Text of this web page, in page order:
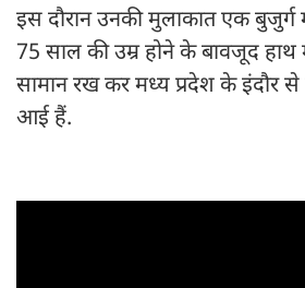
इस दौरान उनकी मुलाकात एक बुजुर्ग
75 साल की उम्र होने के बावजूद
सामान रख कर मध्य प्रदेश के इंदौर से
आई हैं.